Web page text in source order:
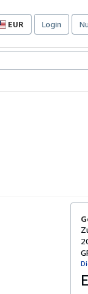
EUR
Seite
Einkaufseinstellungen.
Login